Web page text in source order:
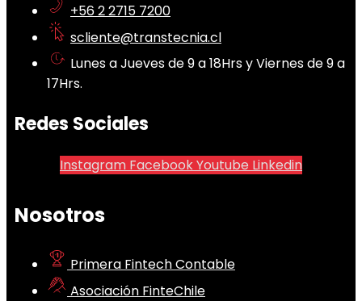
+56 2 2715 7200
scliente@transtecnia.cl
Lunes a Jueves de 9 a 18Hrs y Viernes de 9 a
17Hrs.
Redes Sociales
Instagram FacebookYoutube Linkedin
Nosotros
Primera Fintech Contable
Asociación FinteChile